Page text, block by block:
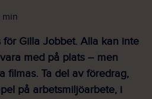
min
för Gilla Jobbet. Alla kan inte
med på plats – men
filmas. Ta del av föredrag,
på arbetsmiljöarbete, i